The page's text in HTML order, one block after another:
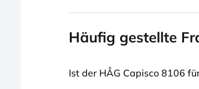
Häufig gestellte
Ist der HÅG Capisco 8106